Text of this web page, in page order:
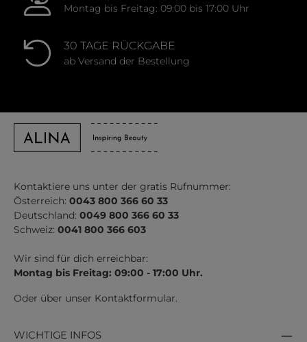
Montag bis Freitag: 09:00 bis 17:00 Uhr
30 TAGE RÜCKGABE
ab Versand der Bestellung
Kontaktiere uns unter der gratis Rufnummer:
Österreich: 0043 800 366 60 33
Deutschland: 0049 800 366 60 33
Schweiz: 0041 800 366 603
Wir sind für dich erreichbar:
Montag bis Freitag: 09:00 - 17:00 Uhr.
Oder über unser Kontaktformular.
WICHTIGE INFOS